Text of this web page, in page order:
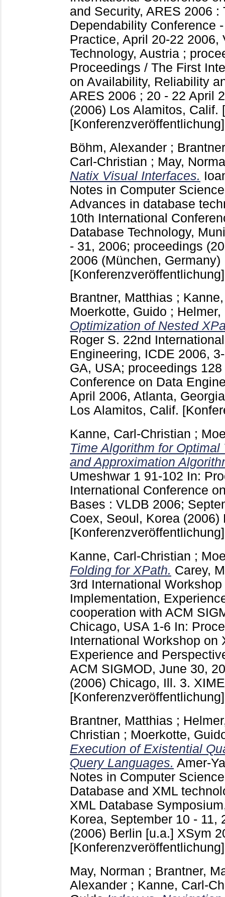
and Security, ARES 2006 :
Dependability Conference
Practice, April 20-22
Technology, Austria ;
Proceedings / The First
on Availability, Reliability
ARES 2006 ; 20 - 22 April
(2006) Los Alamitos, Calif.
[Konferenzveröffentlichung]
Böhm, Alexander ;
Carl-Christian ; May,
Natix Visual Interfaces.
Notes in Computer
Advances in database
10th International
Database Technology,
- 31, 2006; proceedings
2006 (München, Germany)
[Konferenzveröffentlichung]
Brantner, Matthias ;
Moerkotte, Guido ; Helmer,
Optimization of Nested
Roger S. 22nd
Engineering, ICDE 2006,
GA, USA; proceedings 128
Conference on Data
April 2006, Atlanta,
Los Alamitos, Calif.
Kanne, Carl-Christian ;
Time Algorithm for
and Approximation
Umeshwar 1 91-102 In:
International Conference
Bases : VLDB 2006;
Coex, Seoul, Korea (2006)
[Konferenzveröffentlichung]
Kanne, Carl-Christian ;
Folding for XPath. Carey,
3rd International
Implementation,
cooperation with ACM
Chicago, USA 1-6 In:
International Workshop on
Experience and
ACM SIGMOD, June 30,
(2006) Chicago, Ill. 3.
[Konferenzveröffentlichung]
Brantner, Matthias ;
Christian ; Moerkotte,
Execution of Existential
Query Languages. Amer-
Notes in Computer
Database and XML
XML Database
Korea, September 10 - 11,
(2006) Berlin [u.a.] XSym
[Konferenzveröffentlichung]
May, Norman ; Brantner,
Alexander ; Kanne, Carl-